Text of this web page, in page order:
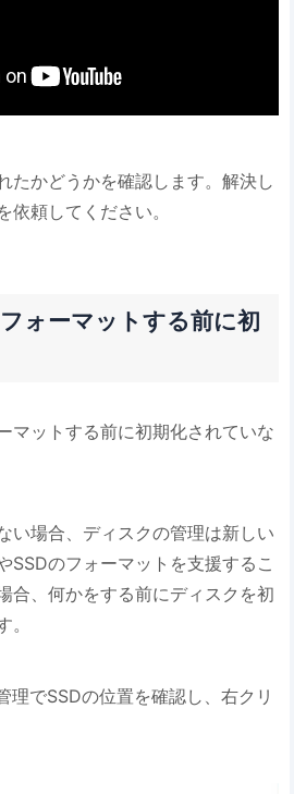
たかどうかを確認します。解決し
依頼してください。
ォーマットする前に初
マットする前に初期化されていな
い場合、ディスクの管理は新しい
SSDのフォーマットを支援するこ
合、何かをする前にディスクを初
理でSSDの位置を確認し、右クリ